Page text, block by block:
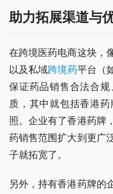
助力拓展渠道与
在跨境医药电商这块，
以及私域跨境药平台（
保证药品销售合法合
质，其中就包括香港
照。企业有了香港药牌
药销售范围扩大到更广
子就拓宽了。
另外，持有香港药牌的